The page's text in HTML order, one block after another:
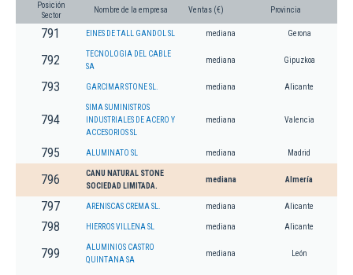
Posición
Sector
Nombre de la empresa Ventas (€) Provincia
791 EINES DE TALL GANDOL SL mediana Gerona
792
TECNOLOGIA DEL CABLE
SA
mediana Gipuzkoa
793 GARCIMAR STONE SL. mediana Alicante
794
SIMA SUMINISTROS
INDUSTRIALES DE ACERO Y
ACCESORIOS SL
mediana Valencia
795 ALUMINATO SL mediana Madrid
796
CANU NATURAL STONE
SOCIEDAD LIMITADA.
mediana Almería
797 ARENISCAS CREMA SL. mediana Alicante
798 HIERROS VILLENA SL mediana Alicante
799
ALUMINIOS CASTRO
QUINTANA SA
mediana León